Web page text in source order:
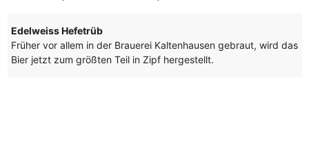
Edelweiss Hefetrüb
Früher vor allem in der Brauerei Kaltenhausen gebraut, wird das
Bier jetzt zum größten Teil in Zipf hergestellt.